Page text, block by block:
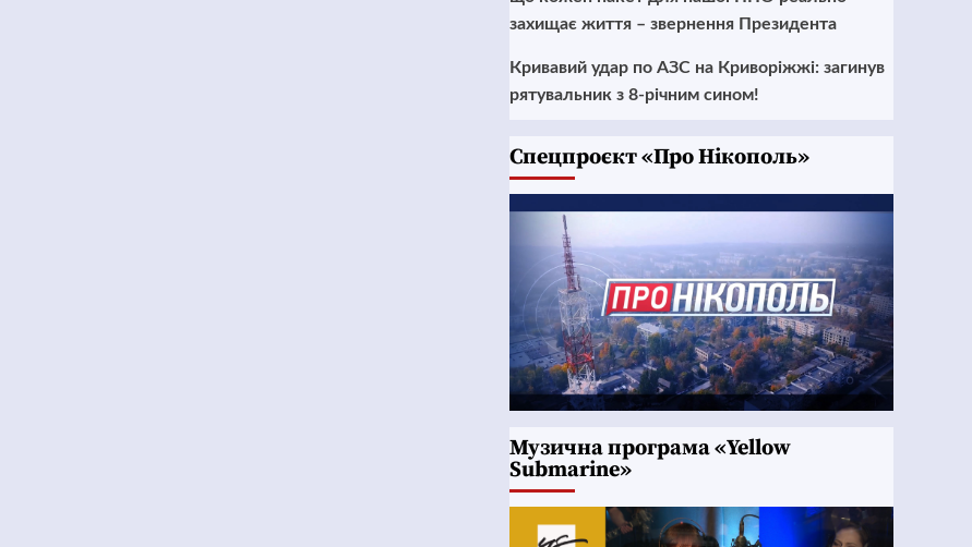
захищає життя – звернення Президента
Кривавий удар по АЗС на Криворіжжі: загинув
рятувальник з 8-річним сином!
Cпецпроєкт «Про Нікополь»
Музична програма «Yellow
Submarine»